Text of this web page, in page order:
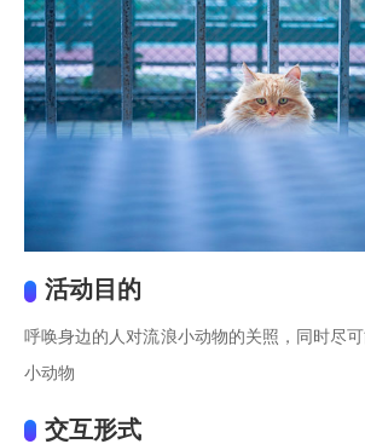
活动目的
呼唤身边的人对流浪小动物的关照，同时尽
小动物
交互形式